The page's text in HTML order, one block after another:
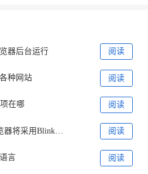
器后台运行 阅读
种网站 阅读
在哪 阅读
新iOS版谷歌chrome浏览器将采用Blink引擎 阅读
言 阅读